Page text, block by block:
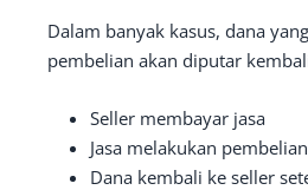
Dalam banyak kasus, dana
pembelian akan diputar
Seller membayar jasa
Jasa melakukan pembelian
Dana kembali ke seller